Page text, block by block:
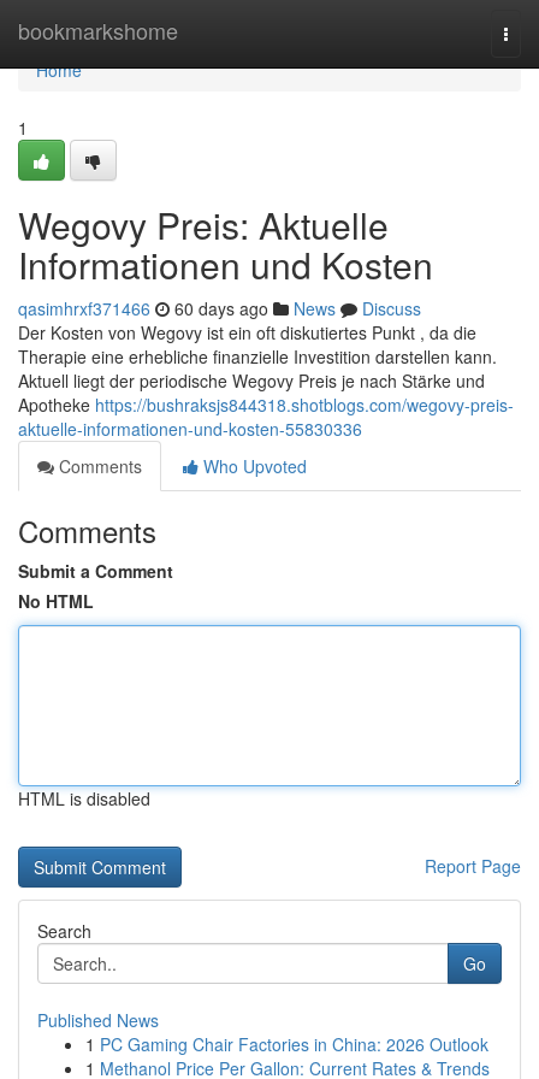
bookmarkshome
Home
Home
1
Wegovy Preis: Aktuelle
Informationen und Kosten
qasimhrxf371466 60 days ago News
Discuss
Der Kosten von Wegovy ist ein oft diskutiertes Punkt , da die
Therapie eine erhebliche finanzielle Investition darstellen kann.
Aktuell liegt der periodische Wegovy Preis je nach Stärke und
Apotheke https://bushraksjs844318.shotblogs.com/wegovy-preis-
aktuelle-informationen-und-kosten-55830336
Comments
Who Upvoted
Comments
Submit a Comment
No HTML
HTML is disabled
Report Page
Search
Go
Published News
1 PC Gaming Chair Factories in China: 2026 Outlook
1 Methanol Price Per Gallon: Current Rates & Trends